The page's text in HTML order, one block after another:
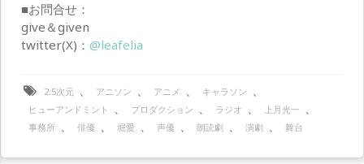
■お問合せ：
give＆given
twitter(X)： @leafelia
2.5次元 、 アニソン 、 アニメ 、 キャラソン 、
ヒューアンドミント 、 プロダクション 、 ラジオ 、 上月光一 、
事務所 、 俳優 、 堀愛 、 声優 、 朗読劇 、 演劇 、 舞台